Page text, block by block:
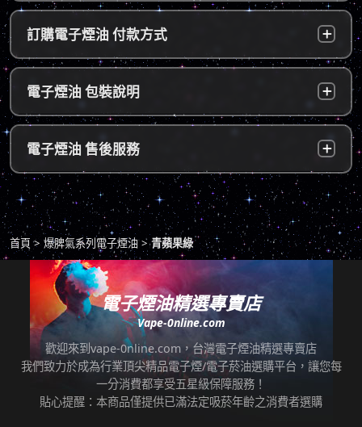
台灣本島：
a. 黑貓宅配：訂單成立後，24小時內寄出，2
～5個工作天內可送達指定地址。
b. 7-11便利店：訂單成立後，24小時內寄出，
2～5個工作天內可送達指定便利店。（ 如遇休
延。遇異常出貨情況，將另外通知您）。
*提示1：線上支付成功並至便利店取貨者須核
對證件，取貨人必須是商品託運單上的收件
人，收件人請勿使用暱稱、假名以免無法順利
取貨。
*提示2：至便利店付款並取貨者，請確認您提
交訂單時的暱稱與包裹是否一致，順利付款後
即可取貨。
*提示3：使用超商到店未取貨者，或會影響
「超商取貨信用」而導致無法再次使用超商取
貨服務，請顧客及時前往取貨。
任何運輸配送方式皆有發生延誤之可能，我們
保證訂單成立後會在24小時內出貨，但無法保
證物流配送零機率延遲。
訂購電子煙油 付款方式
貨到付款：
使用貨到付款方式只需於配達貨物時，將訂單
款項以新台幣現金的方式繳款，即可完成付
款。
超商付款：
訂單送達門市後，會寄送簡訊通知取貨，請至
超商告知門市人員您訂購時所填寫的聯絡電話
後三碼，並付款取貨。
電子煙油 包裝說明
隱密包裝：
由於台灣法律政策原因，包裝上不會註明內容
物，謝謝理解。
電子煙油 售後服務
退換貨原則 包裹拆封請全程錄影，已確保雙方權益。
商品若有任何瑕疵問題，請拍照/錄影並聯絡本
站客服，以利於退/換貨保固處理。
七天鑑賞期內有任何非人為問題，可免費退/換
貨。超過七天鑑賞期後若要退/換全新未拆封非
瑕疵商品，將收取總金額的20%服務費，並需
自行承擔來回運費。
本站所有商品在運送途中均有可能因為壓力改
變而造成滲漏問題，如發現滲漏，請拍照/錄影
並聯絡客服進行免費退換。有其他疑慮請聯絡
客服。
首頁 爆脾氣系列電子煙油 青蘋果綠
電子煙油精選專賣店
Vape-0nline.com
歡迎來到vape-0nline.com，台灣電子煙油精選專賣店
我們致力於成為行業頂尖精品電子煙/電子菸油選購平台，讓您每
一分消費都享受五星級保障服務！
貼心提醒：本商品僅提供已滿法定吸菸年齡之消費者選購